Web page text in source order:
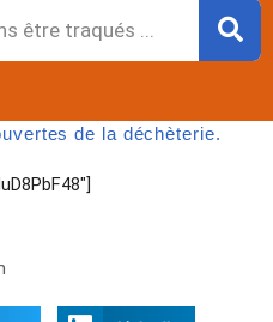
de la déchèterie.